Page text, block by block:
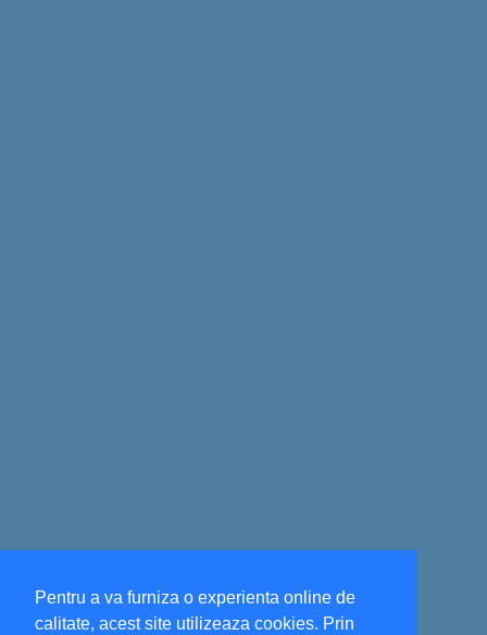
Pentru a va furniza o experienta online de
calitate, acest site utilizeaza cookies. Prin